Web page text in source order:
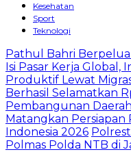
Kesehatan
Sport
Teknologi
Pathul Bahri
Isi Pasar Kerja Global,
Produktif Lewat
Berhasil Selamatkan
Pembangunan Daerah
Matangkan Persiapan
Indonesia 2026
Polmas Polda NTB di